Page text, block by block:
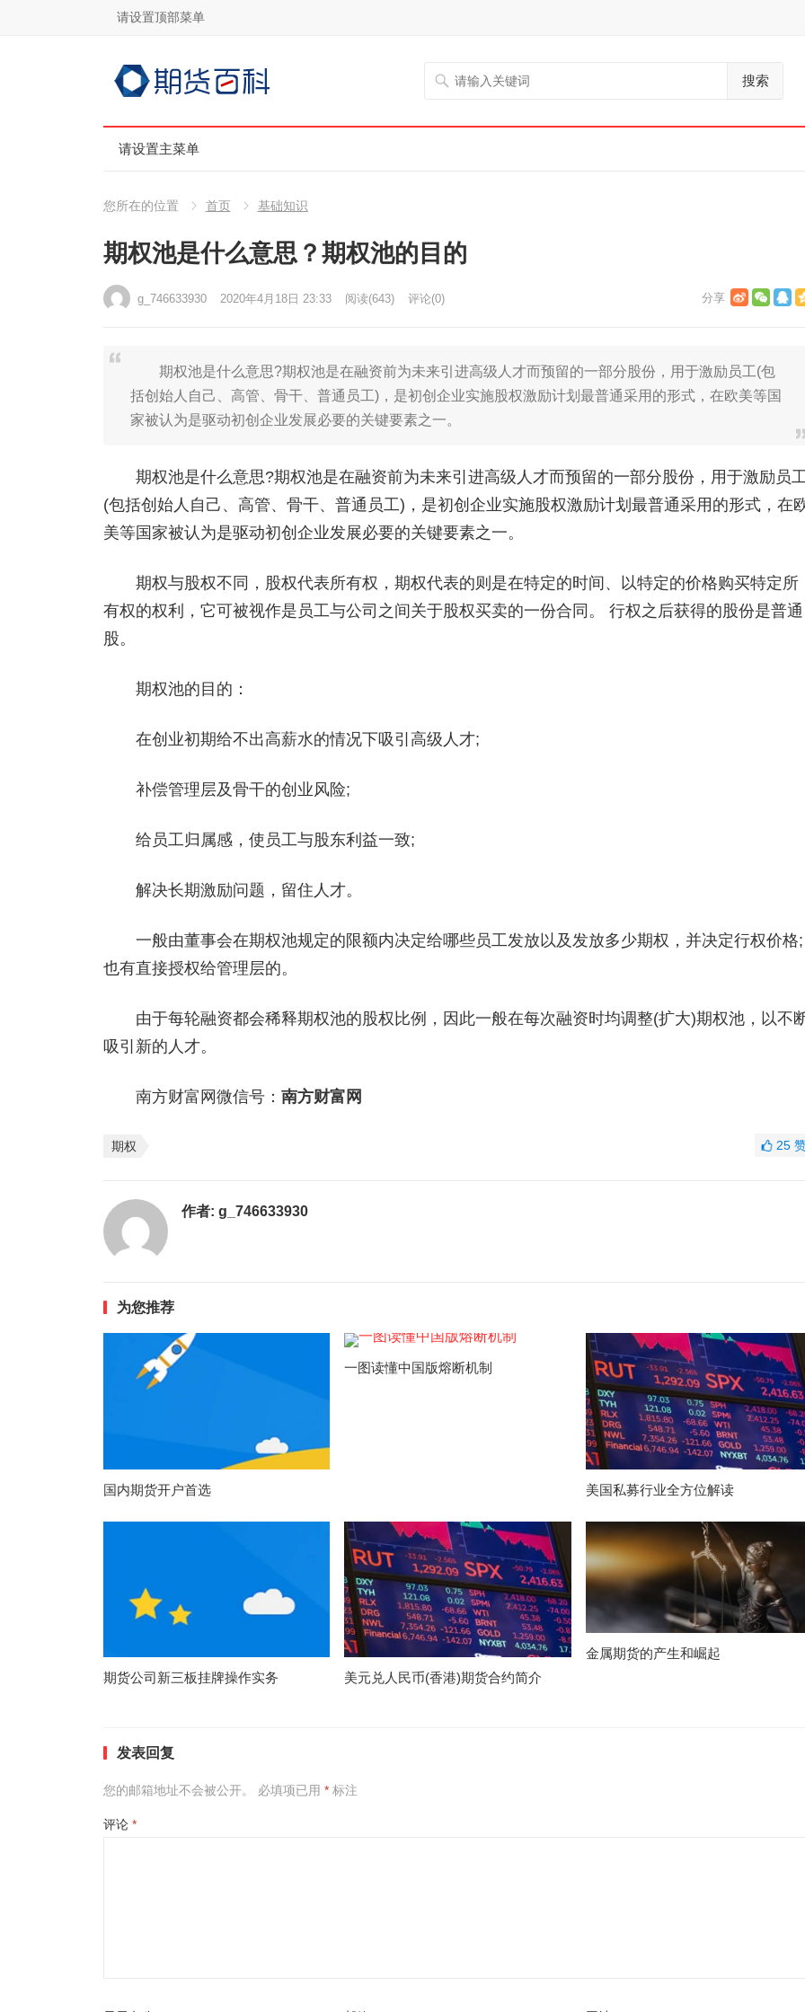
请设置顶部菜单
搜索
请设置主菜单
您所在的位置 首页 基础知识
期权池是什么意思？期权池的目的
g_746633930 2020年4月18日 23:33 阅读(643) 评论(0)
期权池是什么意思?期权池是在融资前为未来引进高级人才而预留的一部分股份，用于激励员工(包
括创始人自己、高管、骨干、普通员工)，是初创企业实施股权激励计划最普通采用的形式，在欧美等国
家被认为是驱动初创企业发展必要的关键要素之一。
期权池是什么意思?期权池是在融资前为未来引进高级人才而预留的一部分股份，用于激励员
(包括创始人自己、高管、骨干、普通员工)，是初创企业实施股权激励计划最普通采用的形式，在
美等国家被认为是驱动初创企业发展必要的关键要素之一。
期权与股权不同，股权代表所有权，期权代表的则是在特定的时间、以特定的价格购买特定所
有权的权利，它可被视作是员工与公司之间关于股权买卖的一份合同。 行权之后获得的股份是普通
股。
期权池的目的：
在创业初期给不出高薪水的情况下吸引高级人才;
补偿管理层及骨干的创业风险;
给员工归属感，使员工与股东利益一致;
解决长期激励问题，留住人才。
一般由董事会在期权池规定的限额内决定给哪些员工发放以及发放多少期权，并决定行权价格;
也有直接授权给管理层的。
由于每轮融资都会稀释期权池的股权比例，因此一般在每次融资时均调整(扩大)期权池，以不
吸引新的人才。
南方财富网微信号： 南方财富网
期权 25
作者: g_746633930
为您推荐
国内期货开户首选
一图读懂中国版熔断机制
美国私募行业全方位解读
期货公司新三板挂牌操作实务 美元兑人民币(香港)期货合约简介
金属期货的产生和崛起
发表回复
您的邮箱地址不会被公开。 必填项已用 *标注
评论 *